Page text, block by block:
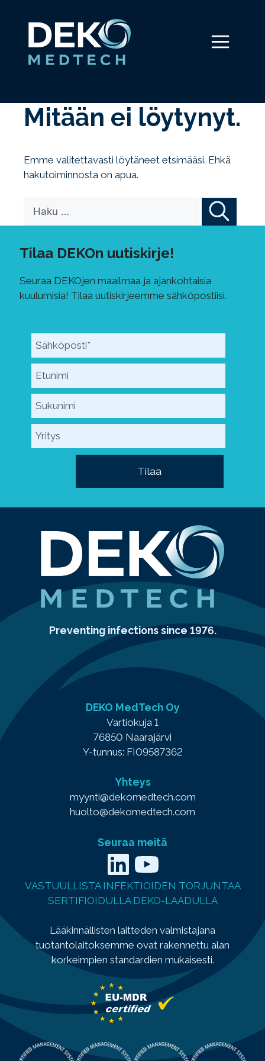
sisältöön
Valikko
Mitään ei löytynyt.
Emme valitettavasti löytäneet etsimääsi. Ehkä
hakutoiminnosta on apua.
Tilaa DEKOn uutiskirje!
Seuraa DEKOjen maailmaa ja ajankohtaisia
kuulumisia! Tilaa uutiskirjeemme sähköpostiisi.
Preventing infections since 1976.
DEKO MedTech Oy
Vartiokuja 1
76850 Naarajärvi
Y-tunnus: FI09587362
Yhteys
myynti@dekomedtech.com
huolto@dekomedtech.com
Seuraa meitä
LinkedIn YouTube
VASTUULLISTA INFEKTIOIDEN TORJUNTAA
SERTIFIOIDULLA DEKO-LAADULLA
Lääkinnällisten laitteden valmistajana
tuotantolaitoksemme ovat rakennettu alan
korkeimpien standardien mukaisesti.